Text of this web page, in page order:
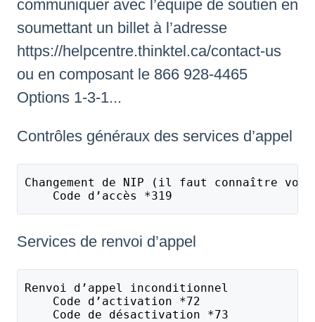
communiquer avec l’équipe de soutien en
soumettant un billet à l’adresse
https://helpcentre.thinktel.ca/contact-us
ou en composant le 866 928-4465
Options 1-3-1...
Contrôles généraux des services d’appel
Changement de NIP (il faut connaître
    Code d’accès *319
Services de renvoi d’appel
Renvoi d’appel inconditionnel
    Code d’activation *72
    Code de désactivation *73